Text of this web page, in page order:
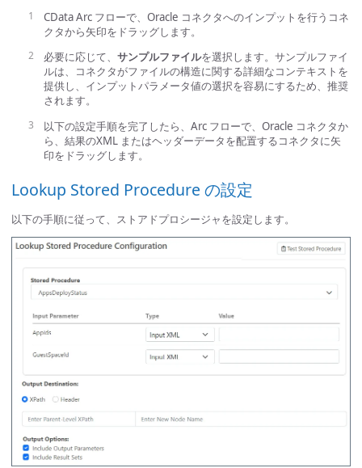
CData Arc フローで、Oracle コネクタへのインプットを行うコネ
クタから矢印をドラッグします。
必要に応じて、 サンプルファイルを選択します。サンプルファイ
ルは、コネクタがファイルの構造に関する詳細なコンテキストを
提供し、インプットパラメータ値の選択を容易にするため、推奨
されます。
以下の設定手順を完了したら、Arc フローで、Oracle コネクタか
ら、結果のXML またはヘッダーデータを配置するコネクタに矢
印をドラッグします。
Lookup Stored Procedure の設定
以下の手順に従って、ストアドプロシージャを設定します。